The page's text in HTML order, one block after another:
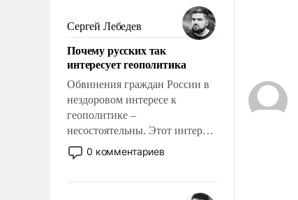
Сергей Лебедев
Почему русских так
интересует геополитика
Обвинения граждан России в
нездоровом интересе к
геополитике –
несостоятельны. Этот интерес
рационален и прагматичен. Он
обусловлен тысячелетним
0 комментариев